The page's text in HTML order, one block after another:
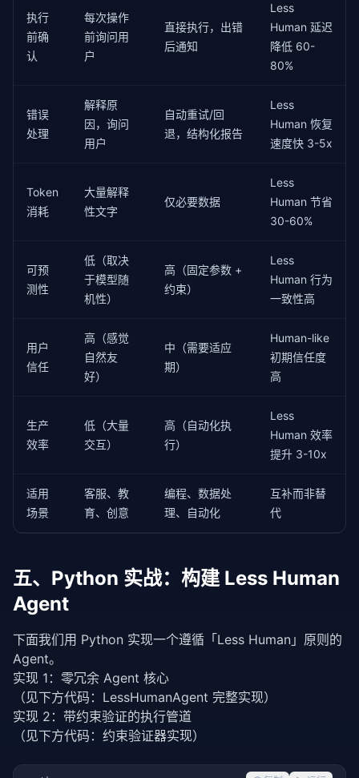
执行
前确
认
每次操作
前询问用
户
直接执行，出错
后通知
Less
Human 延迟
降低 60-
80%
错误
处理
解释原
因，询问
用户
自动重试/回
退，结构化报告
Less
Human 恢复
速度快 3-5x
Token
消耗
大量解释
性文字
仅必要数据
Less
Human 节省
30-60%
可预
测性
低（取决
于模型随
机性）
高（固定参数 +
约束）
Less
Human 行为
一致性高
用户
信任
高（感觉
自然友
好）
中（需要适应
期）
Human-like
初期信任度
高
生产
效率
低（大量
交互）
高（自动化执
行）
Less
Human 效率
提升 3-10x
适用
场景
客服、教
育、创意
编程、数据处
理、自动化
互补而非替
代
五、Python 实战：构建 Less Human
Agent
下面我们用 Python 实现一个遵循「Less Human」原则的
Agent。
实现 1：零冗余 Agent 核心
（见下方代码：LessHumanAgent 完整实现）
实现 2：带约束验证的执行管道
（见下方代码：约束验证器实现）